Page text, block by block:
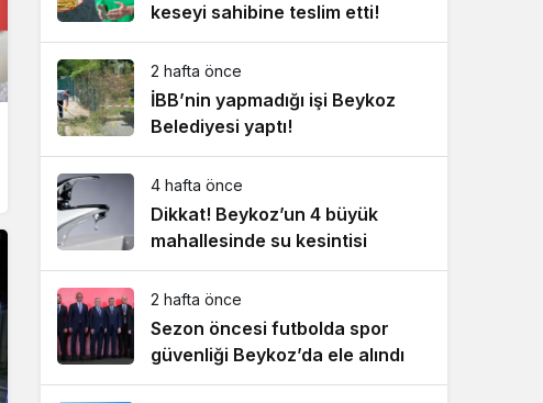
keseyi sahibine teslim etti!
2 hafta önce
İBB’nin yapmadığı işi Beykoz
Belediyesi yaptı!
4 hafta önce
Dikkat! Beykoz’un 4 büyük
mahallesinde su kesintisi
2 hafta önce
Sezon öncesi futbolda spor
güvenliği Beykoz’da ele alındı